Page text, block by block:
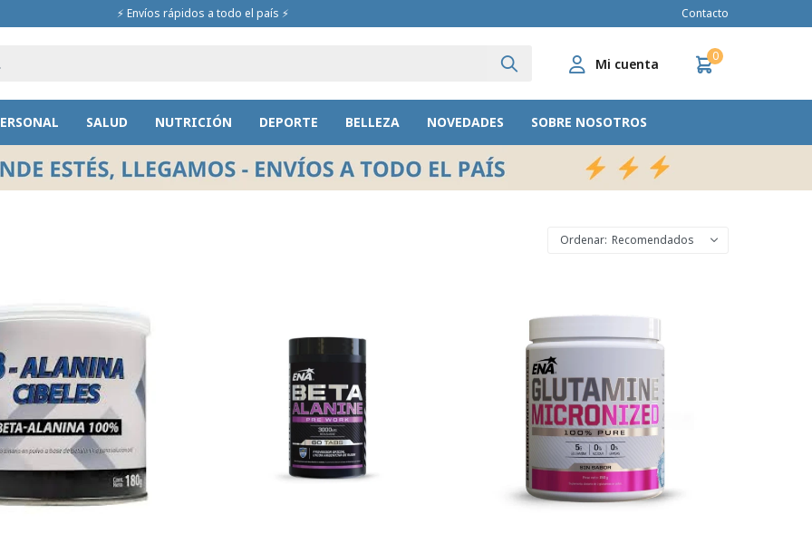
SALUD NUTRICIÓN DEPORTE BELLEZA NOVEDADES SOBRE NOSOTROS
0
⚡ Envíos rápidos a todo el país ⚡ Contacto
Recomendados